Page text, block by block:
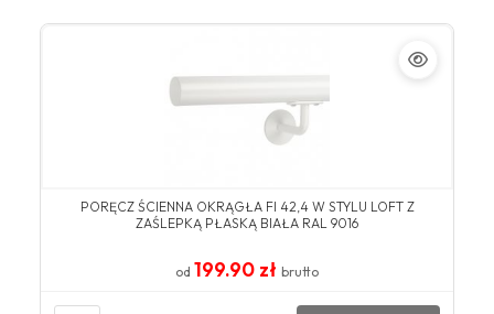
​PORĘCZ ŚCIENNA OKRĄGŁA FI 42,4 W STYLU LOFT Z
ZAŚLEPKĄ PŁASKĄ BIAŁA ​RAL 9016​
od 199.90 zł brutto